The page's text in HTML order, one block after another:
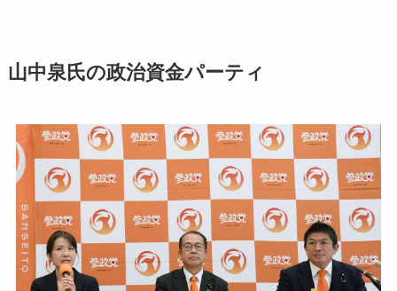
山中泉氏の政治資金パーティ